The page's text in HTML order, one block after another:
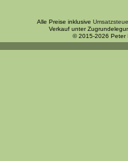
Alle Preise inklusive
Verkauf unter
© 2015-2026 Peter